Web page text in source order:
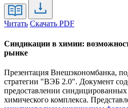
Читать Скачать PDF
Синдикации в химии:
рынке
Презентация Внешэкономбанка,
стратегии "ВЭБ 2.0". Документ
предоставлении
химического комплекса.